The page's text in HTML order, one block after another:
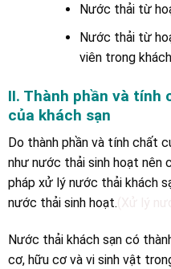
Nước thải từ
Nước thải từ
viên trong
II. Thành phần và
của khách sạn
Do thành phần và tính chất
như nước thải sinh hoạt nên
pháp xử lý nước thải khách
nước thải sinh hoạt.
Nước thải khách sạn có
cơ, hữu cơ và vi sinh vật